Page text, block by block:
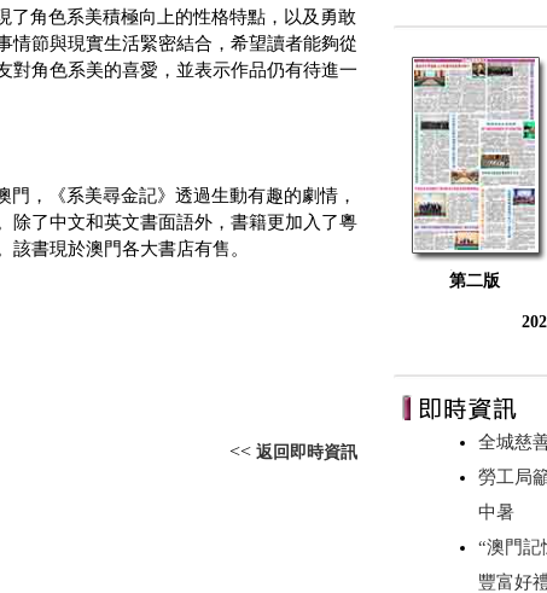
了角色系美積極向上的性格特點，以及勇敢
情節與現實生活緊密結合，希望讀者能夠從
對角色系美的喜愛，並表示作品仍有待進一
，《系美尋金記》透過生動有趣的劇情，
除了中文和英文書面語外，書籍更加入了粵
書現於澳門各大書店有售。
<< 返回即時資訊
第二版
全城慈
勞工局
中暑
“澳門記
豐富好